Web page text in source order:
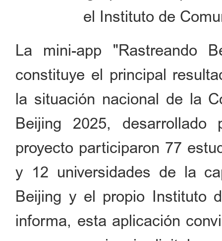
el Instituto de
La mini-app "Rastreando
constituye el principal
la situación nacional de la
Beijing 2025,
proyecto participaron 77
y 12 universidades de la
Beijing y el propio Instituto
informa, esta aplicación